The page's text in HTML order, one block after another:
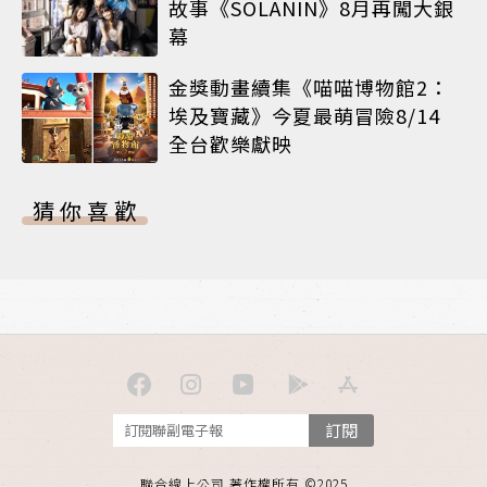
故事《SOLANIN》8月再闖大銀
幕
金獎動畫續集《喵喵博物館2：
埃及寶藏》今夏最萌冒險8/14
全台歡樂獻映
猜你喜歡
訂閱
聯合線上公司 著作權所有 ©2025